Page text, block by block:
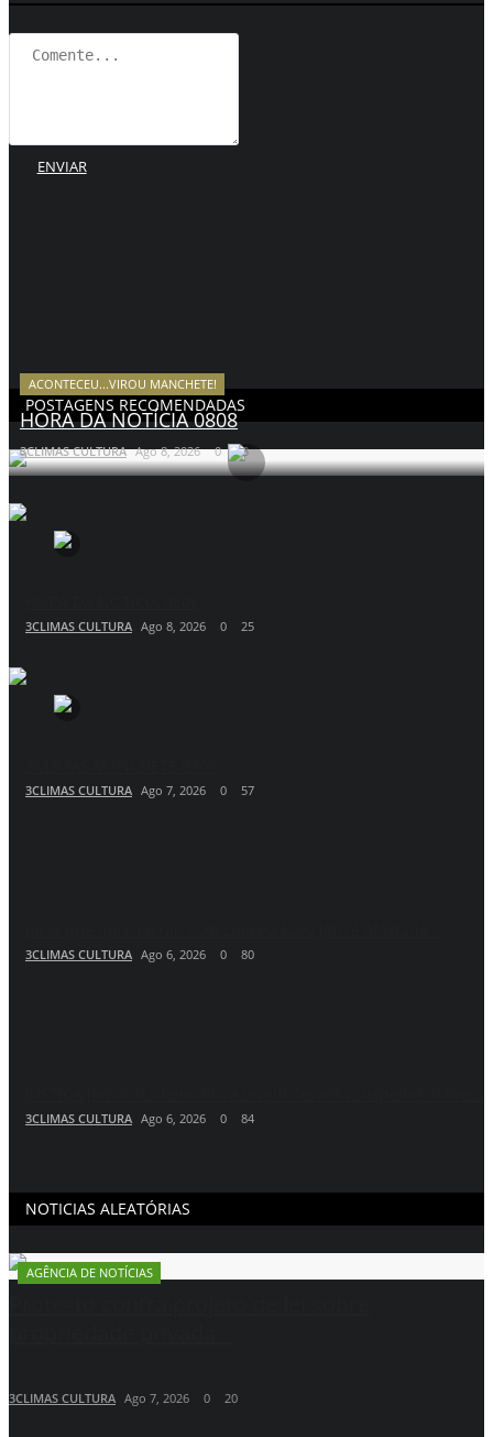
ENVIAR
POSTAGENS RECOMENDADAS
ACONTECEU...VIROU MANCHETE!
HORA DA NOTÍCIA 0808
3CLIMAS CULTURA Ago 8, 2026 0 23
3CLIMAS CULTURA Ago 8, 2026 0 25
3CLIMAS CULTURA Ago 7, 2026 0 57
3CLIMAS CULTURA Ago 6, 2026 0 80
3CLIMAS CULTURA Ago 6, 2026 0 84
NOTICIAS ALEATÓRIAS
AGÊNCIA DE NOTÍCIAS
3CLIMAS CULTURA Ago 7, 2026 0 20